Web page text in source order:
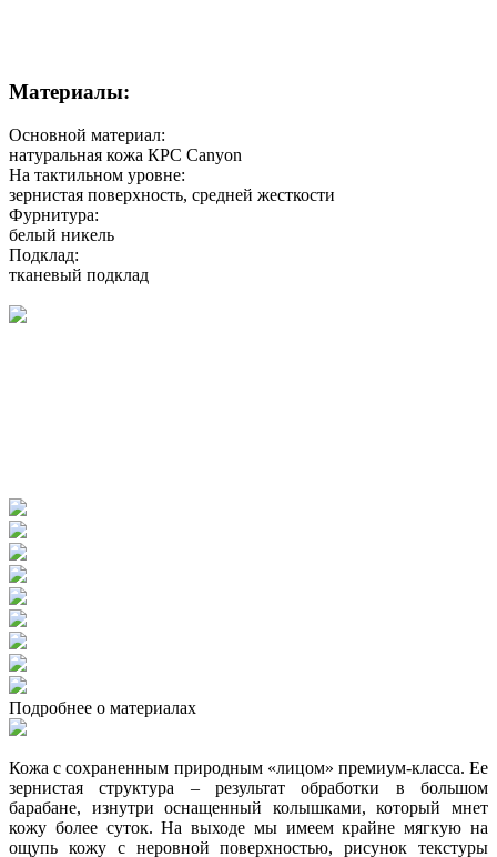
Материалы:
Основной материал:
натуральная кожа КРС Canyon
На тактильном уровне:
зернистая поверхность, средней жесткости
Фурнитура:
белый никель
Подклад:
тканевый подклад
Подробнее о материалах
Кожа с сохраненным природным «лицом» премиум-класса. Ее
зернистая структура – результат обработки в большом
барабане, изнутри оснащенный колышками, который мнет
кожу более суток. На выходе мы имеем крайне мягкую на
ощупь кожу с неровной поверхностью, рисунок текстуры